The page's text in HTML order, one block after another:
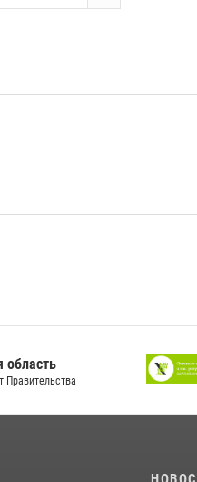
область
Правительства